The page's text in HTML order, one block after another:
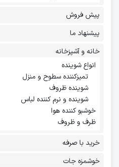
پیش فروش
پیشنهاد ما
خانه و آشپزخانه
انواع شوینده
تمیزکننده سطوح و منزل
شوینده ظروف
شوینده و نرم کننده لباس
خوشبو کننده هوا
ظرف و ظروف
خرید با صرفه
خوشمزه جات